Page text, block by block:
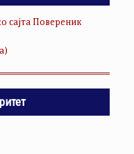
сајта Повереник